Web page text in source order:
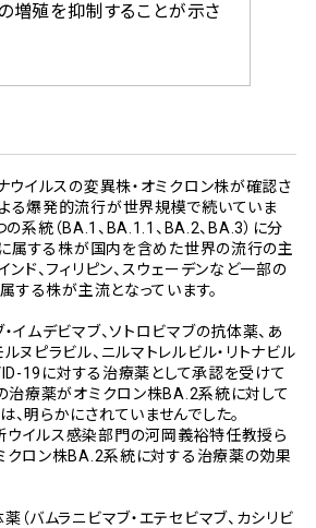
増殖を抑制することが示さ
イルスの変異株・オミクロン株が確認さ
る爆発的流行が世界規模で続いていま
の系統（BA.1、BA.1.1、BA.2、BA.3）に分
属する株が国内を含めた世界の流行の主
ンド、フィリピン、スウェーデンなど一部の
する株が主流となっています。
イムデビマブ、ソトロビマブの抗体薬、あ
ヌピラビル、ニルマトレルビル・リトナビル
19に対する治療薬として承認を受けて
の治療薬がオミクロン株BA.2系統に対して
明らかにされていませんでした。
イルス感染部門の河岡義裕特任教授ら
クロン株BA.2系統に対する治療薬の効果
（バムラニビマブ・エテセビマブ、カシリビ